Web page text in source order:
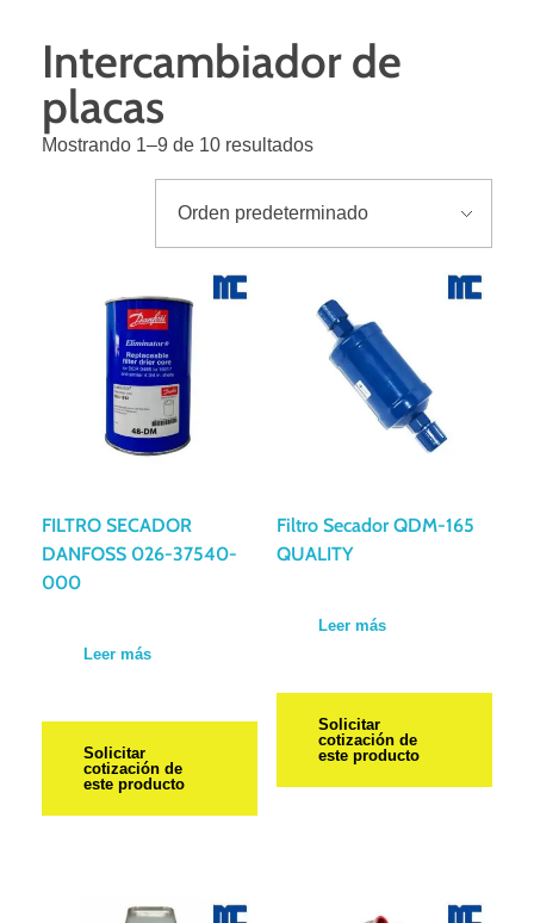
Intercambiador de
placas
Mostrando 1–9 de 10 resultados
FILTRO SECADOR
DANFOSS 026-37540-
000
Leer más
Solicitar
cotización de
este producto
Filtro Secador QDM-165
QUALITY
Leer más
Solicitar
cotización de
este producto